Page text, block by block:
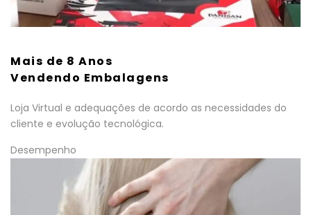
Mais de 8 Anos
Vendendo Embalagens
Loja Virtual e adequações de acordo as necessidades do
cliente e evolução tecnológica.
Desempenho